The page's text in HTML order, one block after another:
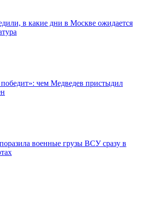
в какие дни в Москве ожидается
победит»: чем Медведев пристыдил
военные грузы ВСУ сразу в